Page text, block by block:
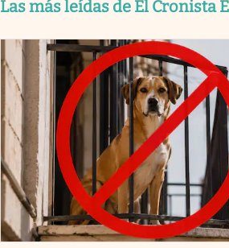
Las más leídas de El Cronista